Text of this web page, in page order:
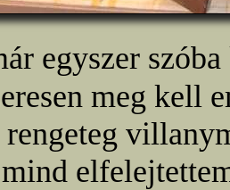
egyszer
meg kell